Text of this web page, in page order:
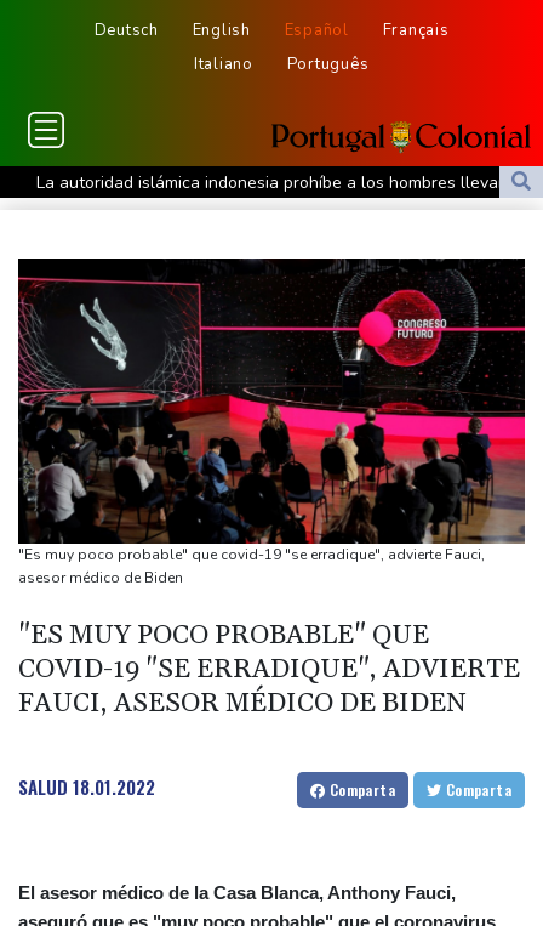
Deutsch English Español
Français
Italiano
Português
La autoridad islámica indonesia prohíbe a los hombres llevar
"ropa femenina" para celebrar la independencia
empatado con el de 2022
Irán ve en el acuerdo entre Arabia Saudita, Pakistán y Turquía un
"cambio de percepción" hacia EEUU
Un julio de calor récord en regiones donde viven 900 millones de
personas (análisis AFP)
Arrancó el juicio por el asesinato del rapero Tupac Shakur, 30
años después
Grecia lucha contra un nuevo incendio cerca de Atenas avivado
por fuertes vientos
elecciones parlamentarias
Innes FitzGerald, "la Greta Thunberg del atletismo", altavoz en el
Europeo por la causa ambiental
Una ONG denuncia el secuestro de un jefe indígena en
"Es muy poco probable" que covid-19 "se erradique", advierte Fauci,
asesor médico de Biden
"ES MUY POCO PROBABLE" QUE
COVID-19 "SE ERRADIQUE", ADVIERTE
FAUCI, ASESOR MÉDICO DE BIDEN
SALUD 18.01.2022 Comparta Comparta
El asesor médico de la Casa Blanca, Anthony Fauci,